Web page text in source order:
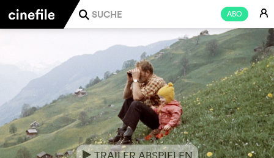
ABO E
j
eTRAILER ABSPIELEN